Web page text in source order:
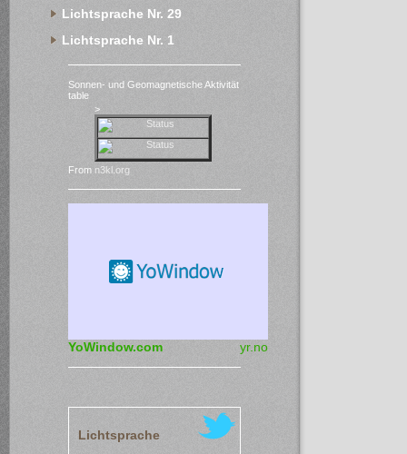
Lichtsprache Nr. 29
Lichtsprache Nr. 1
Sonnen- und Geomagnetische Aktivität
table
>
From n3kl.org
YoWindow.com yr.no
Lichtsprache